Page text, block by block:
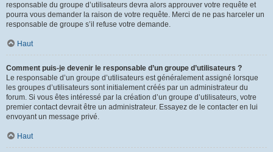
responsable du groupe d’utilisateurs devra alors approuver votre requête et
pourra vous demander la raison de votre requête. Merci de ne pas harceler un
responsable de groupe s’il refuse votre demande.
Haut
Comment puis-je devenir le responsable d’un groupe d’utilisateurs ?
Le responsable d’un groupe d’utilisateurs est généralement assigné lorsque
les groupes d’utilisateurs sont initialement créés par un administrateur du
forum. Si vous êtes intéressé par la création d’un groupe d’utilisateurs, votre
premier contact devrait être un administrateur. Essayez de le contacter en lui
envoyant un message privé.
Haut